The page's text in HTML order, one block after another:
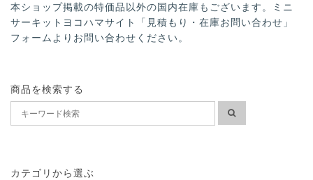
本ショップ掲載の特価品以外の国内在庫もございます。ミニ
サーキットヨコハマサイト「見積もり・在庫お問い合わせ」
フォームよりお問い合わせください。
商品を検索する
カテゴリから選ぶ